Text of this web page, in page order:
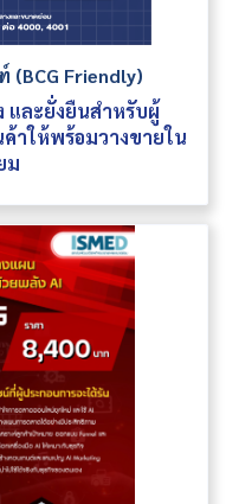
(BCG Friendly)
และยั่งยืนสำหรับผู้
าให้พร้อมวางขายใน
ม